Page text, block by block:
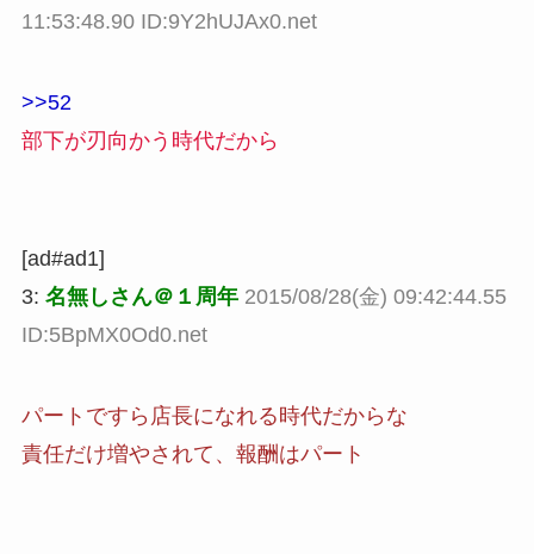
11:53:48.90 ID:9Y2hUJAx0.net
>>52
部下が刃向かう時代だから
[ad#ad1]
3: 名無しさん＠１周年 2015/08/28(金) 09:42:44.55
ID:5BpMX0Od0.net
パートですら店長になれる時代だからな
責任だけ増やされて、報酬はパート